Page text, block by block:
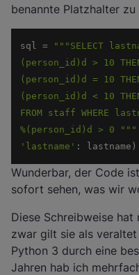
benannte Platzhalter zu
sql = "" "SELECT
(person_id)d > 10
(person_id)d = 10
(person_id)d < 10
FROM staff WHERE
%(person_id)d > 0 " ""
'lastname' : lastname)
Wunderbar, der Code
sofort sehen, was wir
Diese Schreibweise hat
zwar gilt sie als
Python 3 durch eine
Jahren hab ich